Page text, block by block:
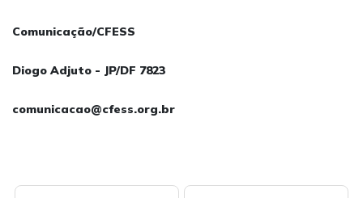
Comunicação/CFESS
Diogo Adjuto - JP/DF 7823
comunicacao@cfess.org.br